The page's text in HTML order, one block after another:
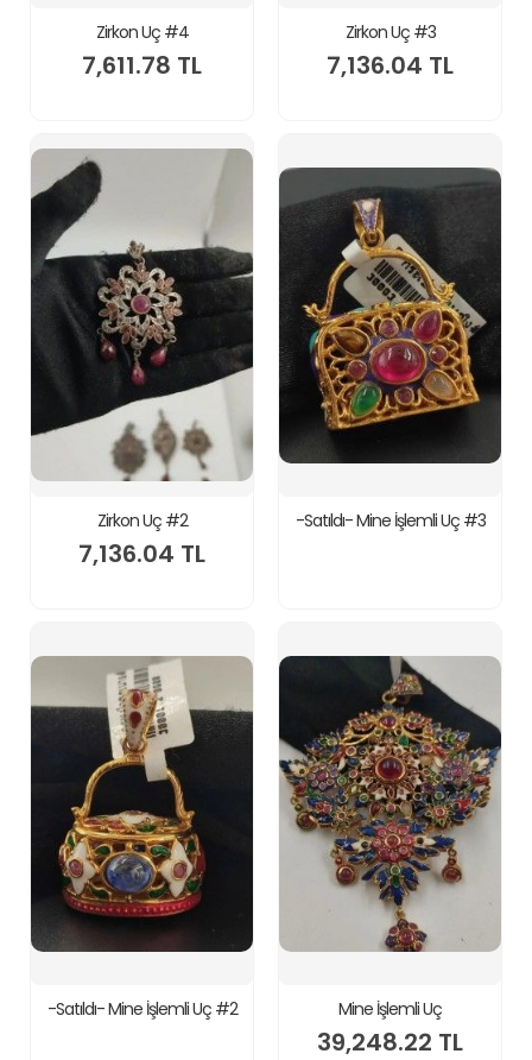
Zirkon Uç #4
7,611.78 TL
Zirkon Uç #3
7,136.04 TL
Zirkon Uç #2
7,136.04 TL
-Satıldı- Mine İşlemli Uç #3
-Satıldı- Mine İşlemli Uç #2 Mine İşlemli Uç
39,248.22 TL